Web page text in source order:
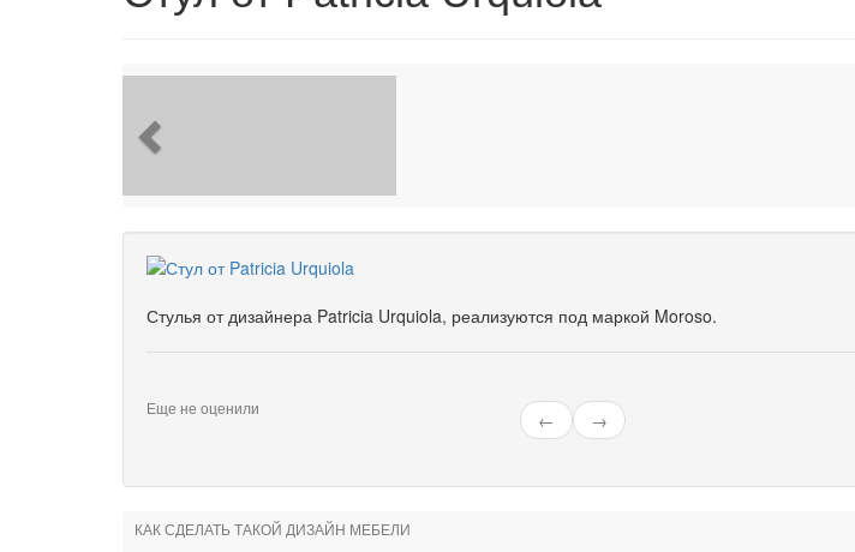
Стулья от дизайнера Patricia Urquiola, реализуются под маркой Moroso.
Еще не оценили
← →
КАК СДЕЛАТЬ ТАКОЙ ДИЗАЙН МЕБЕЛИ